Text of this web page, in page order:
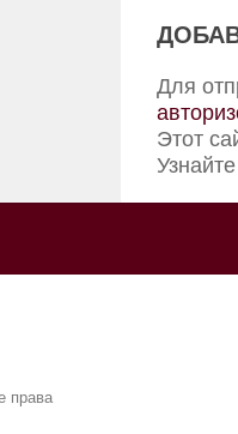
Для
Этот
права